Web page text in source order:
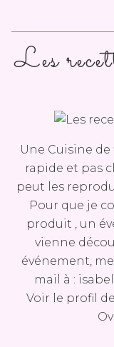
Les
Une Cuisine
rapide et pas
peut les
Pour que je
produit , un
vienne
événement,
mail à :
Voir le profil de